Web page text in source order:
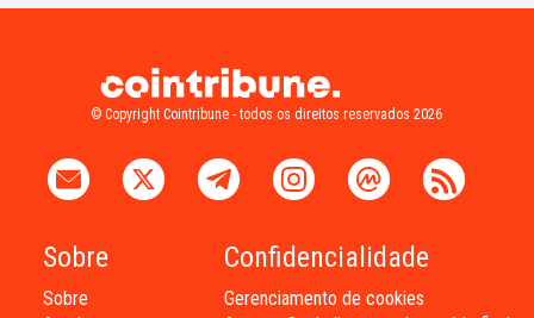
© Copyright Cointribune - todos os direitos reservados 2026
Sobre
Sobre
Confidencialidade
Gerenciamento de cookies